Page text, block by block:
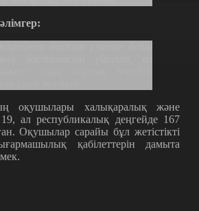
оқушылары халықаралық және
19, ал республикалық деңгейде 167
Оқушылар сарайы бұл жетістікті
қабілеттерін дамыта